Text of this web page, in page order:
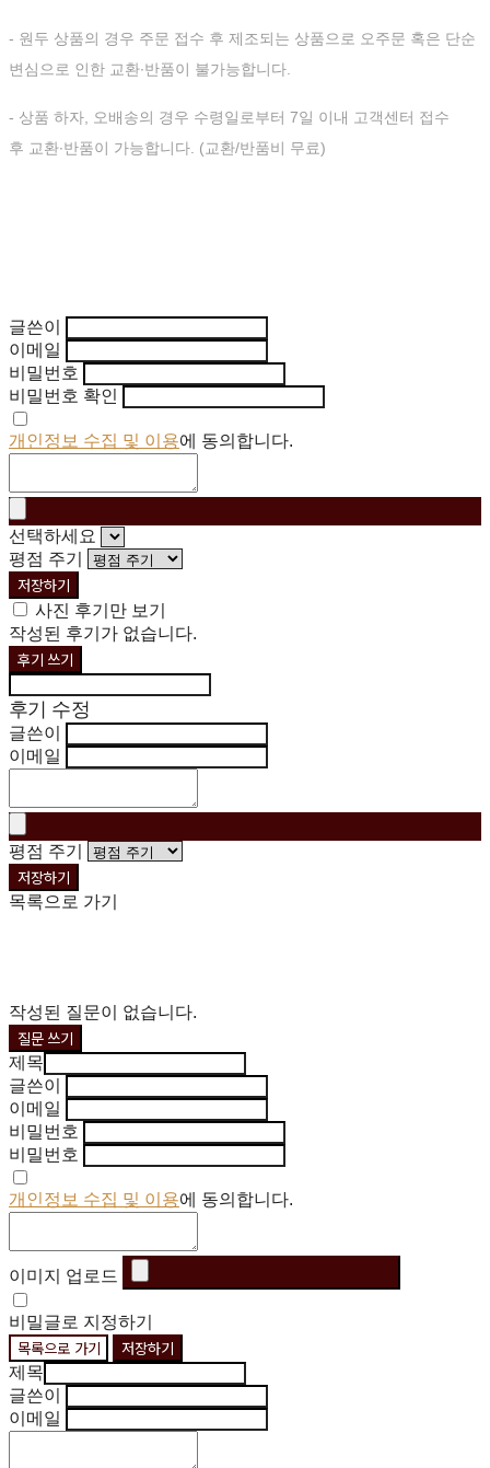
- 원두 상품의 경우 주문 접수 후 제조되는 상품으로 오주문 혹은 단순
변심으로 인한 교환∙반품이 불가능합니다.
- 상품 하자, 오배송의 경우 수령일로부터 7일 이내 고객센터 접수
후 교환∙반품이 가능합니다. (교환/반품비 무료)
글쓴이
이메일
비밀번호
비밀번호 확인
개인정보 수집 및 이용에 동의합니다.
선택하세요
평점 주기
저장하기
사진 후기만 보기
작성된 후기가 없습니다.
후기 쓰기
후기 수정
글쓴이
이메일
평점 주기
저장하기
목록으로 가기
작성된 질문이 없습니다.
질문 쓰기
제목
글쓴이
이메일
비밀번호
비밀번호
개인정보 수집 및 이용에 동의합니다.
이미지 업로드
비밀글로 지정하기
목록으로 가기 저장하기
제목
글쓴이
이메일